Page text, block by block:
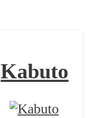
Kabuto